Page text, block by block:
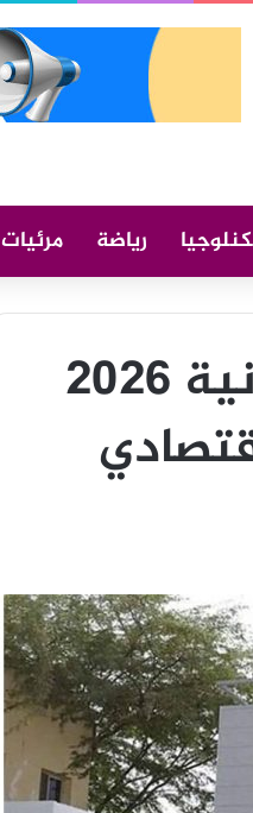
رياضة مرئيات
وزارة المالية تستهل تنفيذ ميزانية 2026